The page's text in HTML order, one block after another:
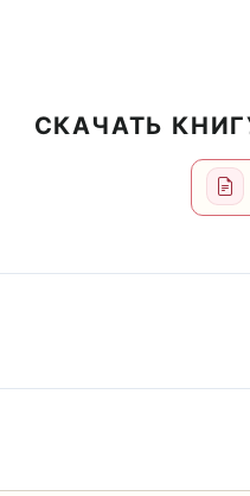
СКАЧАТЬ